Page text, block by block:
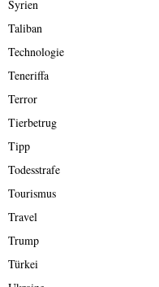
Syrien
Taliban
Technologie
Teneriffa
Terror
Tierbetrug
Tipp
Todesstrafe
Tourismus
Travel
Trump
Türkei